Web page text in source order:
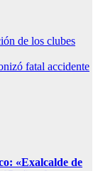
de los clubes
fatal accidente
«Exalcalde de